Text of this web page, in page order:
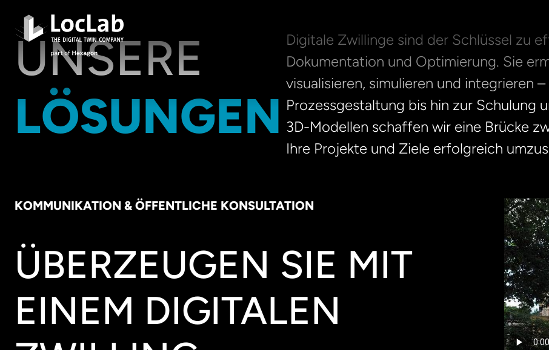
UNSERE
LÖSUNGEN
Digitale Zwillinge sind der Schlüssel zu
Dokumentation und Optimierung. Sie
visualisieren, simulieren und integrieren
Prozessgestaltung bis hin zur Schulung
3D-Modellen schaffen wir eine Brücke
Ihre Projekte und Ziele erfolgreich
KOMMUNIKATION & ÖFFENTLICHE KONSULTATION
ÜBERZEUGEN SIE MIT
EINEM DIGITALEN